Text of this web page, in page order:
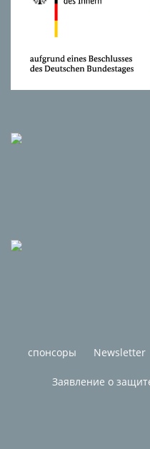
спонсоры Newsletter
Заявление о